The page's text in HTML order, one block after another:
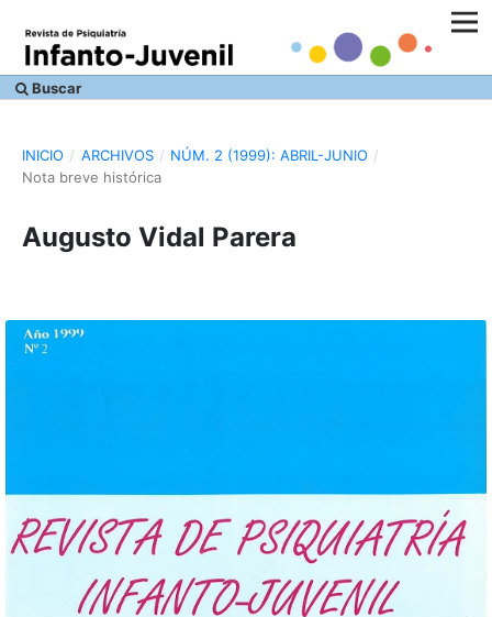
Buscar
INICIO / ARCHIVOS / NÚM. 2 (1999): ABRIL-JUNIO /
Nota breve histórica
Augusto Vidal Parera